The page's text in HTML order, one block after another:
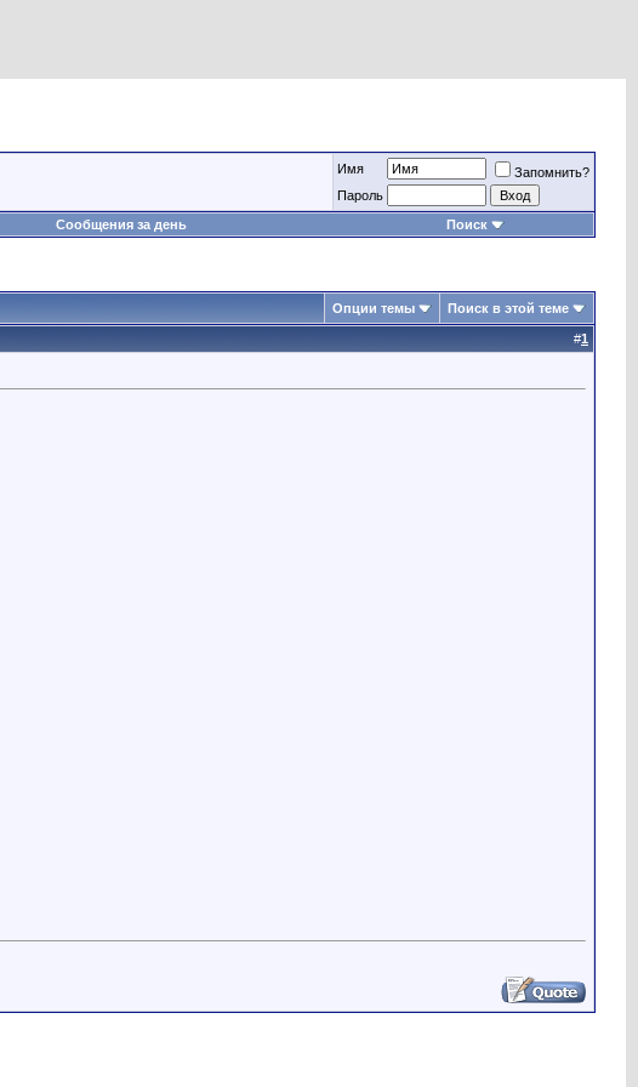
Имя
Запомнить?
Пароль
Сообщения за день Поиск
Опции темы Поиск в этой теме
#1